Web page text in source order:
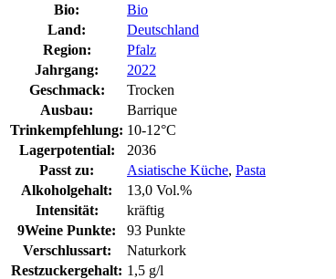
Bio:
Bio
Land:
Deutschland
Region:
Pfalz
Jahrgang:
2022
Geschmack:
Trocken
Ausbau:
Barrique
Trinkempfehlung: 10-12°C
Lagerpotential:
2036
Passt zu:
Asiatische Küche, Pasta
Alkoholgehalt:
13,0 Vol.%
Intensität:
kräftig
9Weine Punkte:
93 Punkte
Verschlussart:
Naturkork
Restzuckergehalt: 1,5 g/l